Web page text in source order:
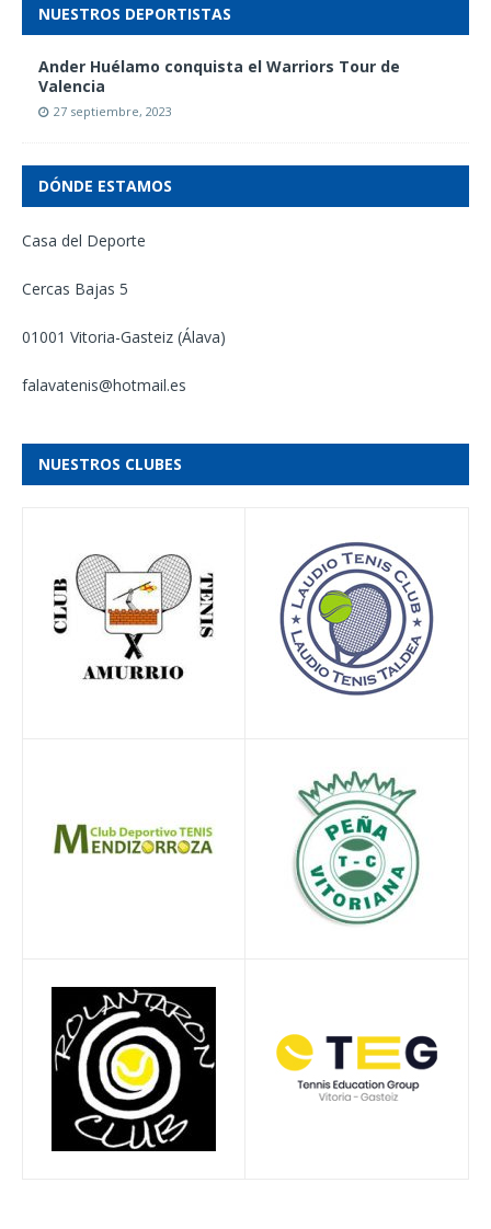
NUESTROS DEPORTISTAS
Ander Huélamo conquista el Warriors Tour de
Valencia
27 septiembre, 2023
DÓNDE ESTAMOS
Casa del Deporte
Cercas Bajas 5
01001 Vitoria-Gasteiz (Álava)
falavatenis@hotmail.es
NUESTROS CLUBES